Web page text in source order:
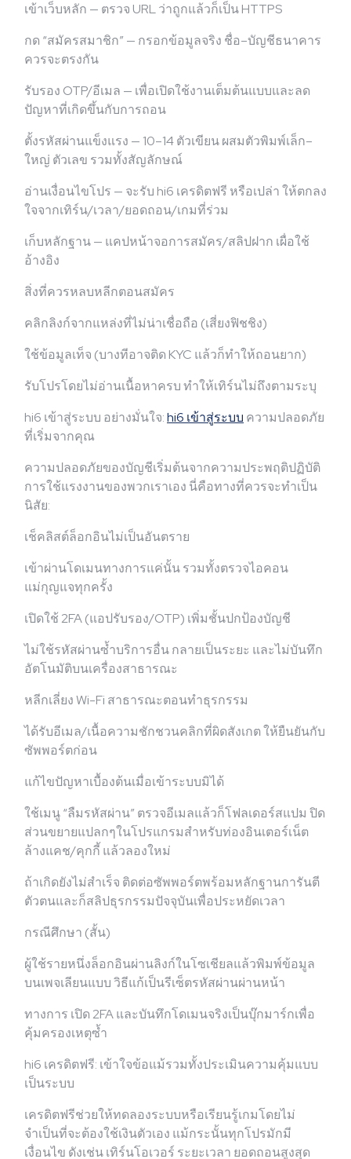
เข้าเว็บหลัก — ตรวจ URL ว่าถูกแล้วก็เป็น HTTPS
กด “สมัครสมาชิก” — กรอกข้อมูลจริง ชื่อ–บัญชีธนาคาร
ควรจะตรงกัน
รับรอง OTP/อีเมล — เพื่อเปิดใช้งานเต็มต้นแบบและลด
ปัญหาที่เกิดขึ้นกับการถอน
ตั้งรหัสผ่านแข็งแรง — 10–14 ตัวเขียน ผสมตัวพิมพ์เล็ก–
ใหญ่ ตัวเลข รวมทั้งสัญลักษณ์
อ่านเงื่อนไขโปร — จะรับ hi6 เครดิตฟรี หรือเปล่า ให้ตกลง
ใจจากเทิร์น/เวลา/ยอดถอน/เกมที่ร่วม
เก็บหลักฐาน — แคปหน้าจอการสมัคร/สลิปฝาก เผื่อใช้
อ้างอิง
สิ่งที่ควรหลบหลีกตอนสมัคร
คลิกลิงก์จากแหล่งที่ไม่น่าเชื่อถือ (เสี่ยงฟิชชิง)
ใช้ข้อมูลเท็จ (บางทีอาจติด KYC แล้วก็ทำให้ถอนยาก)
รับโปรโดยไม่อ่านเนื้อหาครบ ทำให้เทิร์นไม่ถึงตามระบุ
hi6 เข้าสู่ระบบ อย่างมั่นใจ:hi6 เข้าสู่ระบบ ความปลอดภัย
ที่เริ่มจากคุณ
ความปลอดภัยของบัญชีเริ่มต้นจากความประพฤติปฏิบัติ
การใช้แรงงานของพวกเราเอง นี่คือทางที่ควรจะทำเป็น
นิสัย:
เช็คลิสต์ล็อกอินไม่เป็นอันตราย
เข้าผ่านโดเมนทางการแค่นั้น รวมทั้งตรวจไอคอน
แม่กุญแจทุกครั้ง
เปิดใช้ 2FA (แอปรับรอง/OTP) เพิ่มชั้นปกป้องบัญชี
ไม่ใช้รหัสผ่านซ้ำบริการอื่น กลายเป็นระยะ และไม่บันทึก
อัตโนมัติบนเครื่องสาธารณะ
หลีกเลี่ยง Wi-Fi สาธารณะตอนทำธุรกรรม
ได้รับอีเมล/เนื้อความชักชวนคลิกที่ผิดสังเกต ให้ยืนยันกับ
ซัพพอร์ตก่อน
แก้ไขปัญหาเบื้องต้นเมื่อเข้าระบบมิได้
ใช้เมนู “ลืมรหัสผ่าน” ตรวจอีเมลแล้วก็โฟลเดอร์สแปม ปิด
ส่วนขยายแปลกๆในโปรแกรมสำหรับท่องอินเตอร์เน็ต
ล้างแคช/คุกกี้ แล้วลองใหม่
ถ้าเกิดยังไม่สำเร็จ ติดต่อซัพพอร์ตพร้อมหลักฐานการันตี
ตัวตนและก็สลิปธุรกรรมปัจจุบันเพื่อประหยัดเวลา
กรณีศึกษา (สั้น)
ผู้ใช้รายหนึ่งล็อกอินผ่านลิงก์ในโซเชียลแล้วพิมพ์ข้อมูล
บนเพจเลียนแบบ วิธีแก้เป็นรีเซ็ตรหัสผ่านผ่านหน้า
ทางการ เปิด 2FA และบันทึกโดเมนจริงเป็นบุ๊กมาร์กเพื่อ
คุ้มครองเหตุซ้ำ
hi6 เครดิตฟรี: เข้าใจข้อแม้รวมทั้งประเมินความคุ้มแบบ
เป็นระบบ
เครดิตฟรีช่วยให้ทดลองระบบหรือเรียนรู้เกมโดยไม่
จำเป็นที่จะต้องใช้เงินตัวเอง แม้กระนั้นทุกโปรมักมี
เงื่อนไข ดังเช่น เทิร์นโอเวอร์ ระยะเวลา ยอดถอนสูงสุด